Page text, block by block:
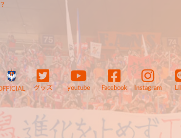
グッズ youtube Facebook Instagram